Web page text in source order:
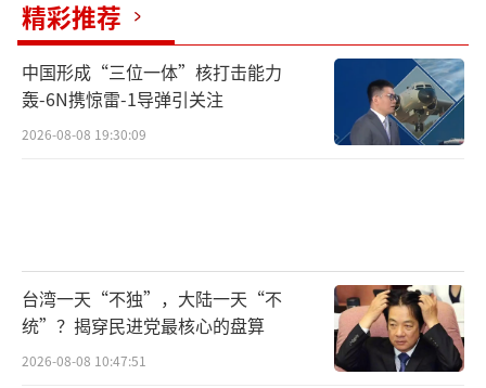
精彩推荐
中国形成“三位一体”核打击能力
轰-6N携惊雷-1导弹引关注
2026-08-08 19:30:09
台湾一天“不独”，大陆一天“不
统”？揭穿民进党最核心的盘算
2026-08-08 10:47:51